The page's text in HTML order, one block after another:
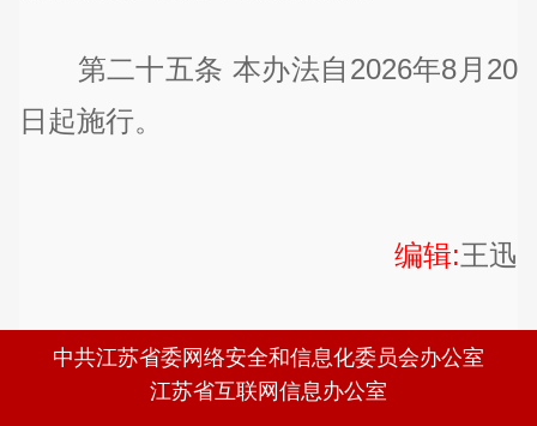
第二十五条 本办法自2026年8月20
日起施行。
编辑:王迅
中共江苏省委网络安全和信息化委员会办公室
江苏省互联网信息办公室